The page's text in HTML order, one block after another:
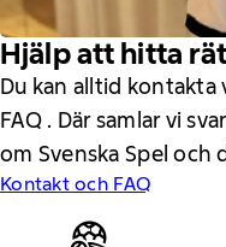
Hjälp att hitta
Du kan alltid kontakta
FAQ . Där samlar vi
om Svenska Spel och
Kontakt och FAQ